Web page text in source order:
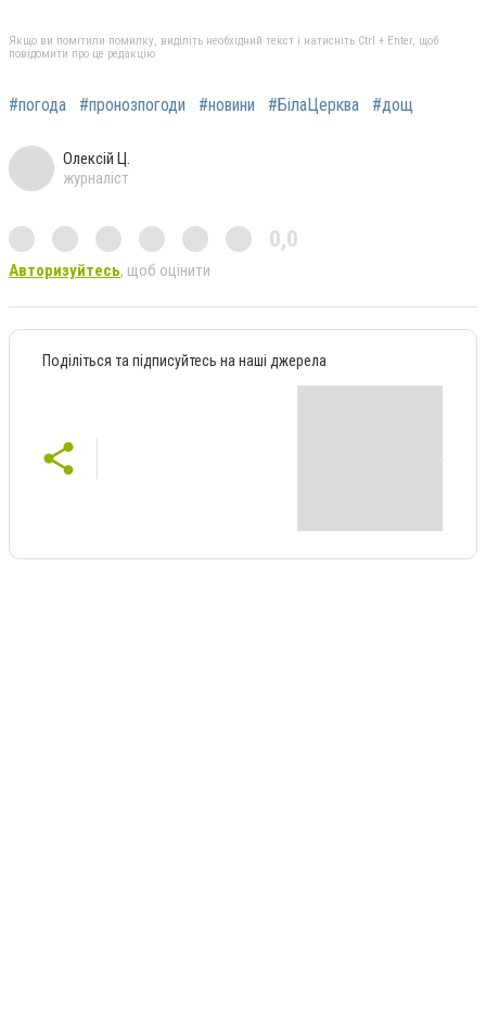
Якщо ви помітили помилку, виділіть необхідний текст і натисніть Ctrl + Enter, щоб
повідомити про це редакцію
#погода #пронозпогоди #новини #БілаЦерква #дощ
Олексій Ц.
журналіст
0,0
Авторизуйтесь, щоб оцінити
Поділіться та підписуйтесь на наші джерела